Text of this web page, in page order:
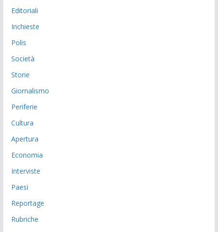
Editoriali
Inchieste
Polis
Società
Storie
Giornalismo
Periferie
Cultura
Apertura
Economia
Interviste
Paesi
Reportage
Rubriche